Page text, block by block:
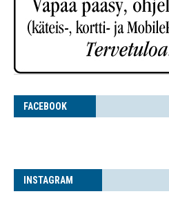
FACE­BOOK
INS­TA­GRAM